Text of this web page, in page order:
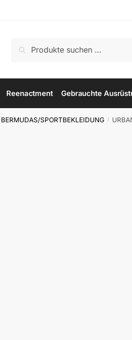
nach:
Suchen
Reenactment Gebrauchte
BERMUDAS/SPORTBEKLEIDUNG /